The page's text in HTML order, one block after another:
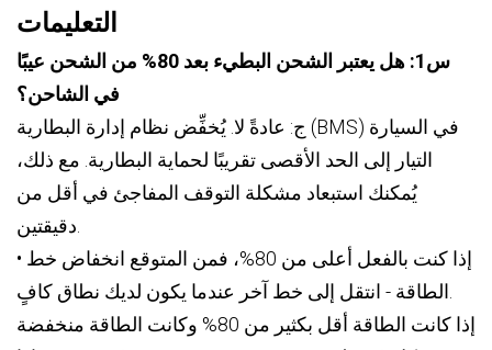
التعليمات
س1: هل يعتبر الشحن البطيء بعد 80% من الشحن عيبًا
في الشاحن؟
ج: عادةً لا. يُخفِّض نظام إدارة البطارية (BMS) في السيارة
التيار إلى الحد الأقصى تقريبًا لحماية البطارية. مع ذلك،
يُمكنك استبعاد مشكلة التوقف المفاجئ في أقل من
• إذا كنت بالفعل أعلى من 80%، فمن المتوقع انخفاض خط
إذا كانت الطاقة أقل بكثير من 80% وكانت الطاقة منخفضة